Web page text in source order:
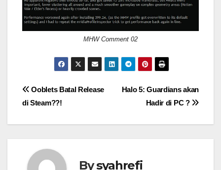
MHW Comment 02
Post
Halo 5: Guardians akan
Hadir di PC ?
Ooblets Batal Release
di Steam??!
Bysyahrefi